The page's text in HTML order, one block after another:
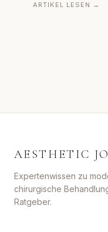
ARTIKEL LESEN →
AESTHETIC
Expertenwissen zu
chirurgische
Ratgeber.